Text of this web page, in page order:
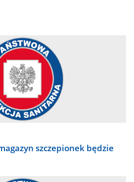
szczepionek będzie